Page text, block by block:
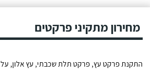
מחירון מתקיני פרקטים
התקנת פרקט עץ, פרקט תלת שכבתי, עץ אלון, על